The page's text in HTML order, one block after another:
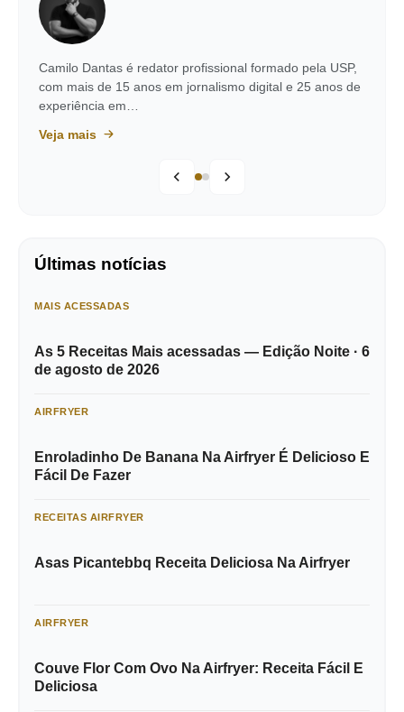
Camilo Dantas é redator profissional formado pela USP,
com mais de 15 anos em jornalismo digital e 25 anos de
experiência em…
Veja mais
Últimas notícias
MAIS ACESSADAS
As 5 Receitas Mais acessadas — Edição Noite · 6
de agosto de 2026
AIRFRYER
Enroladinho De Banana Na Airfryer É Delicioso E
Fácil De Fazer
RECEITAS AIRFRYER
Asas Picantebbq Receita Deliciosa Na Airfryer
AIRFRYER
Couve Flor Com Ovo Na Airfryer: Receita Fácil E
Deliciosa